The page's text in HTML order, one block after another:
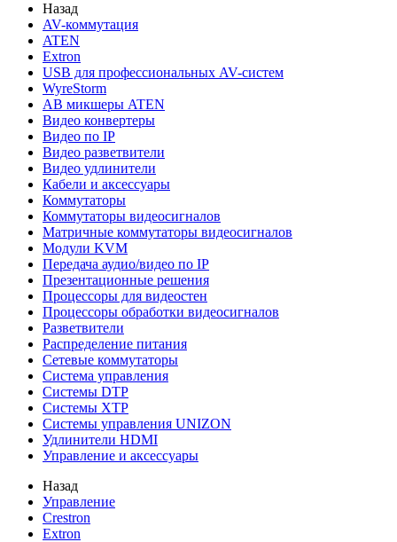
Назад
AV-коммутация
ATEN
Extron
USB для профессиональных AV-систем
WyreStorm
АВ микшеры ATEN
Видео конвертеры
Видео по IP
Видео разветвители
Видео удлинители
Кабели и аксессуары
Коммутаторы
Коммутаторы видеосигналов
Матричные коммутаторы видеосигналов
Модули KVM
Передача аудио/видео по IP
Презентационные решения
Процессоры для видеостен
Процессоры обработки видеосигналов
Разветвители
Распределение питания
Сетевые коммутаторы
Система управления
Системы DTP
Системы XTP
Системы управления UNIZON
Удлинители HDMI
Управление и аксессуары
Назад
Управление
Crestron
Extron